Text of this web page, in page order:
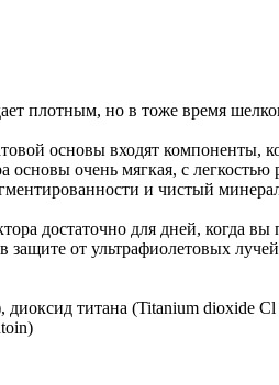
плотным, но в тоже время
основы входят
основы очень мягкая, с
и чистый
достаточно для дней, когда
от ультрафиолетовых
диоксид титана (Titanium